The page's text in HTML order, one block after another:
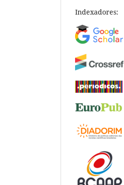
Indexadores: